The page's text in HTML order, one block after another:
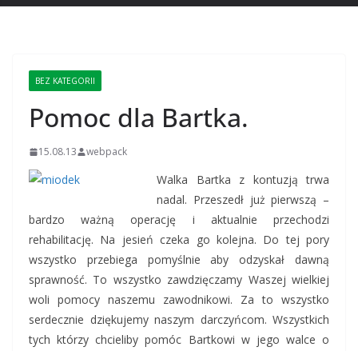
BEZ KATEGORII
Pomoc dla Bartka.
15.08.13 webpack
Walka Bartka z kontuzją trwa
nadal. Przeszedł już pierwszą –
bardzo ważną operację i aktualnie przechodzi
rehabilitację. Na jesień czeka go kolejna. Do tej pory
wszystko przebiega pomyślnie aby odzyskał dawną
sprawność. To wszystko zawdzięczamy Waszej wielkiej
woli pomocy naszemu zawodnikowi. Za to wszystko
serdecznie dziękujemy naszym darczyńcom. Wszystkich
tych którzy chcieliby pomóc Bartkowi w jego walce o